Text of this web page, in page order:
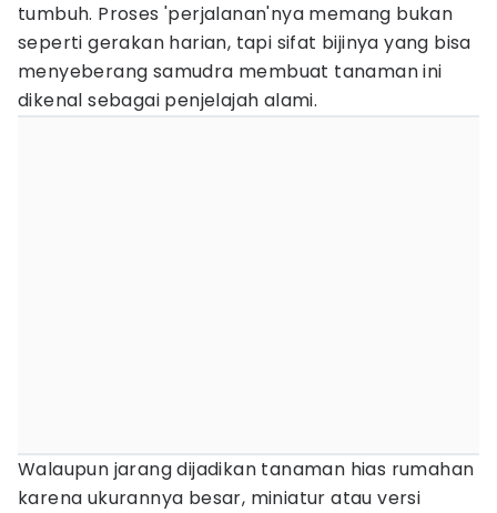
tumbuh. Proses 'perjalanan'nya memang bukan
seperti gerakan harian, tapi sifat bijinya yang bisa
menyeberang samudra membuat tanaman ini
dikenal sebagai penjelajah alami.
Walaupun jarang dijadikan tanaman hias rumahan
karena ukurannya besar, miniatur atau versi